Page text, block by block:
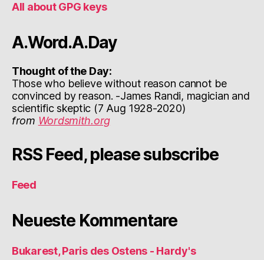
All about GPG keys
A.Word.A.Day
Thought of the Day:
Those who believe without reason cannot be
convinced by reason. -James Randi, magician and
scientific skeptic (7 Aug 1928-2020)
from Wordsmith.org
RSS Feed, please subscribe
Feed
Neueste Kommentare
Bukarest, Paris des Ostens - Hardy's